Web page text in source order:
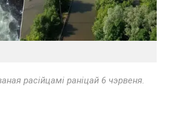
расійцамі раніцай 6 чэрвеня.